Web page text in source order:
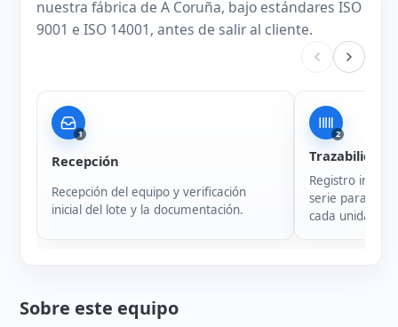
nuestra fábrica de A Coruña, bajo estándares ISO
9001 e ISO 14001, antes de salir al cliente.
1
Recepción
Recepción del equipo y verificación
inicial del lote y la documentación.
2
Trazabilidad
Registro
serie para
cada unidad.
Sobre este equipo